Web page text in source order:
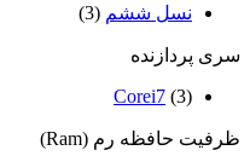
نسل ششم (3)
سری پردازنده
Corei7 (3)
ظرفیت حافظه رم (Ram)